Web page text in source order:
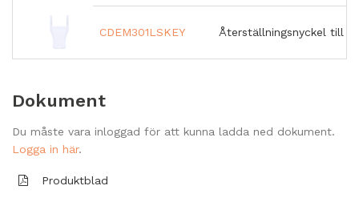
CDEM301LSKEY Återställningsnyckel till
Dokument
Du måste vara inloggad för att kunna ladda ned dokument.
Logga in här.
Produktblad